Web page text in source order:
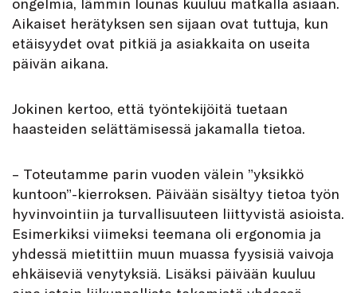
Aikaiset herätyksen sen sijaan ovat tuttuja, kun
etäisyydet ovat pitkiä ja asiakkaita on useita
päivän aikana.
Jokinen kertoo, että työntekijöitä tuetaan
haasteiden selättämisessä jakamalla tietoa.
– Toteutamme parin vuoden välein ”yksikkö
kuntoon”-kierroksen. Päivään sisältyy tietoa työn
hyvinvointiin ja turvallisuuteen liittyvistä asioista.
Esimerkiksi viimeksi teemana oli ergonomia ja
yhdessä mietittiin muun muassa fyysisiä vaivoja
ehkäiseviä venytyksiä. Lisäksi päivään kuuluu